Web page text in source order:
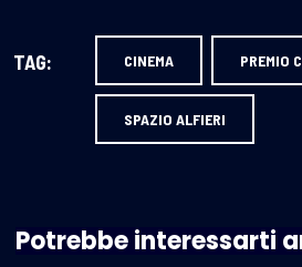
TAG: CINEMA PREMIO
SPAZIO ALFIERI
Potrebbe interessarti